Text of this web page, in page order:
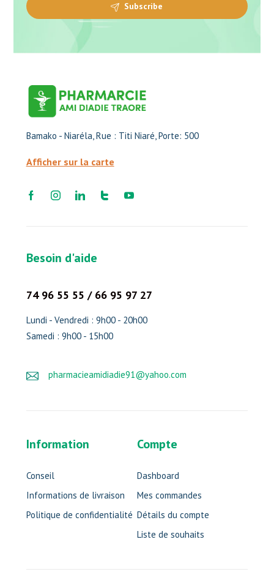
Subscribe
Bamako - Niaréla, Rue : Titi Niaré, Porte: 500
Afficher sur la carte
Besoin d'aide
74 96 55 55 / 66 95 97 27
Lundi - Vendredi : 9h00 - 20h00
Samedi : 9h00 - 15h00
pharmacieamidiadie91@yahoo.com
Information
Conseil
Informations de livraison
Politique de confidentialité
Compte
Dashboard
Mes commandes
Détails du compte
Liste de souhaits